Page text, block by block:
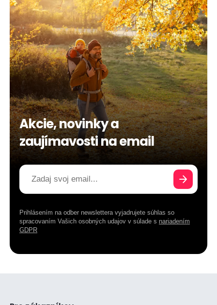
Akcie, novinky a
zaujímavosti na email
Prihlásením na odber newslettera vyjadrujete súhlas so
spracovaním Vašich osobných udajov v súlade s nariadením
GDPR